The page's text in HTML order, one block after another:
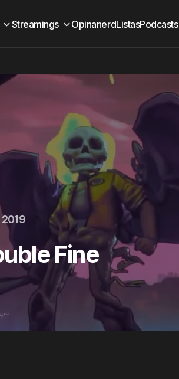
Streamings OpinanerdListasPodcasts
Fine